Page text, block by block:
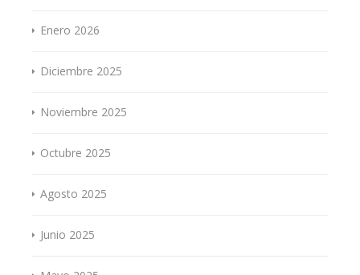
Enero 2026
Diciembre 2025
Noviembre 2025
Octubre 2025
Agosto 2025
Junio 2025